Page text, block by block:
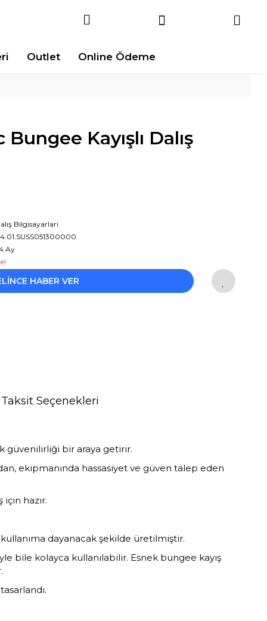
Outlet Online Ödeme
Kayışlı Dalış
Bilgisayarları
Ay
HABER VER
Taksit Seçenekleri
güvenilirliği bir araya getirir.
ekipmanında hassasiyet ve güven talep eden
için hazır.
kullanıma dayanacak şekilde üretilmiştir.
bile kolayca kullanılabilir. Esnek bungee kayış